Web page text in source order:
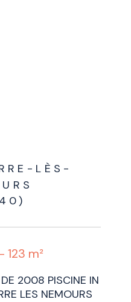
LÈS-
123 m²
2008 PISCINE IN
LES NEMOURS